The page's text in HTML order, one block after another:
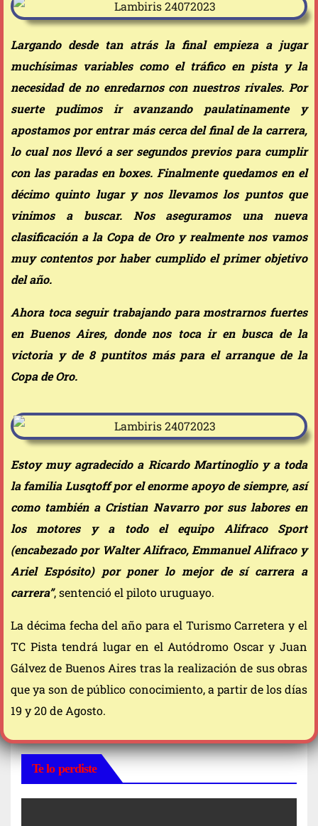
Largando desde tan atrás la final empieza a jugar
muchísimas variables como el tráfico en pista y la
necesidad de no enredarnos con nuestros rivales. Por
suerte pudimos ir avanzando paulatinamente y
apostamos por entrar más cerca del final de la carrera,
lo cual nos llevó a ser segundos previos para cumplir
con las paradas en boxes. Finalmente quedamos en el
décimo quinto lugar y nos llevamos los puntos que
vinimos a buscar. Nos aseguramos una nueva
clasificación a la Copa de Oro y realmente nos vamos
muy contentos por haber cumplido el primer objetivo
del año.
Ahora toca seguir trabajando para mostrarnos fuertes
en Buenos Aires, donde nos toca ir en busca de la
victoria y de 8 puntitos más para el arranque de la
Copa de Oro.
Estoy muy agradecido a Ricardo Martinoglio y a toda
la familia Lusqtoff por el enorme apoyo de siempre, así
como también a Cristian Navarro por sus labores en
los motores y a todo el equipo Alifraco Sport
(encabezado por Walter Alifraco, Emmanuel Alifraco y
Ariel Espósito) por poner lo mejor de sí carrera a
carrera”, sentenció el piloto uruguayo.
La décima fecha del año para el Turismo Carretera y el
TC Pista tendrá lugar en el Autódromo Oscar y Juan
Gálvez de Buenos Aires tras la realización de sus obras
que ya son de público conocimiento, a partir de los días
19 y 20 de Agosto.
Te lo perdiste